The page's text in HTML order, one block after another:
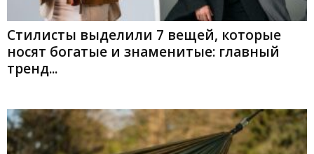
Стилисты выделили 7 вещей, которые
носят богатые и знаменитые: главный
тренд...